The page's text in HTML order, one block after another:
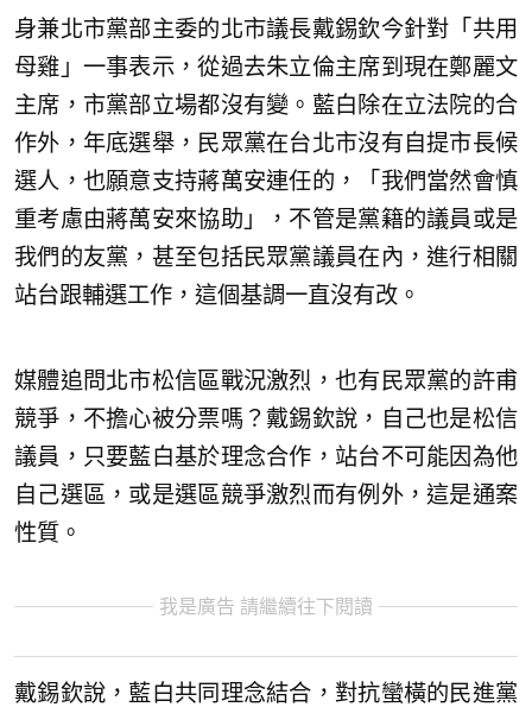
身兼北市黨部主委的北市議長戴錫欽今針對「共用
母雞」一事表示，從過去朱立倫主席到現在鄭麗文
主席，市黨部立場都沒有變。藍白除在立法院的合
作外，年底選舉，民眾黨在台北市沒有自提市長候
選人，也願意支持蔣萬安連任的，「我們當然會慎
重考慮由蔣萬安來協助」，不管是黨籍的議員或是
我們的友黨，甚至包括民眾黨議員在內，進行相關
站台跟輔選工作，這個基調一直沒有改。
媒體追問北市松信區戰況激烈，也有民眾黨的許甫
競爭，不擔心被分票嗎？戴錫欽說，自己也是松信
議員，只要藍白基於理念合作，站台不可能因為他
自己選區，或是選區競爭激烈而有例外，這是通案
性質。
我是廣告 請繼續往下閱讀
戴錫欽說，藍白共同理念結合，對抗蠻橫的民進黨